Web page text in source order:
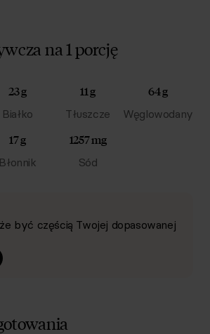
na 1 porcję
23 g
Białko
11 g
Tłuszcze
64 g
Węglowodany
17 g
Błonnik
1257 mg
Sód
być częścią Twojej dopasowanej